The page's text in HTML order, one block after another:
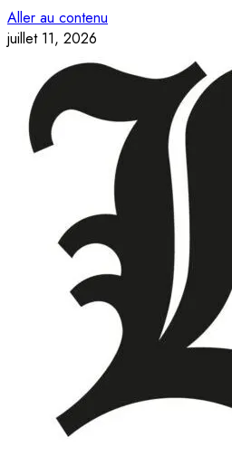
Aller au contenu
juillet 11, 2026